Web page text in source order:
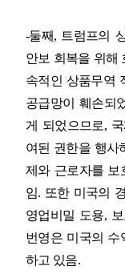
-둘째, 트럼프의
안보 회복을 위해
속적인 상품무역
공급망이 훼손되
게 되었으므로,
여된 권한을 행사
제와 근로자를 보
임. 또한 미국의
영업비밀 도용,
번영은 미국의 수
하고 있음.